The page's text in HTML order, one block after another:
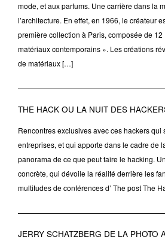
mode, et aux parfums. Une carrière dans la
l’architecture. En effet, en 1966, le créateur
première collection à Paris, composée de
matériaux contemporains ». Les créations
de matériaux […]
THE HACK OU LA NUIT DES
Rencontres exclusives avec ces hackers qui
entreprises, et qui apporte dans le cadre de
panorama de ce que peut faire le hacking.
concrète, qui dévoile la réalité derrière les
multitudes de conférences d’ The post The
JERRY SCHATZBERG DE LA PHOTO